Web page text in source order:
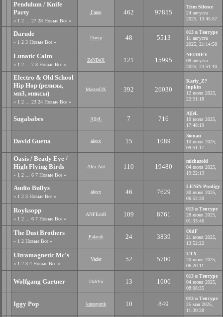
Pendulum / Knife
Party
« 1 2 27 28 Новые Все »
Ганж 462 97855
Trim Silence
24 августа
2025, 13:45:57
Darude
« 1 2 3 Новые Все »
Davip 48 5513
013 в Тентуре
11 августа
2025, 21:14:58
Lunatic Calm
« 1 2 7 8 Новые Все »
ZeNDeX 121 15995
NEOREV
08 августа
2025, 23:51:40
Electro & Old School
Hip Hop (релизы,
мп3, миксы)
« 1 2 23 24 Новые Все »
MasterDX 392 26030
Kariy_Z?
lupkin
12 июля 2025,
22:51:18
Sugababes A][eL 7 716
A][eL
10 июля 2025,
17:48:19
David Guetta alexx 15 1089
Зюпан
10 июля 2025,
09:51:17
Oasis / Beady Eye /
High Flying Birds
« 1 2 6 7 Новые Все »
Alex Ant 110 19480
michazoid
04 июля 2025,
19:22:13
Audio Bullys
« 1 2 3 Новые Все »
alexx 46 7629
LENiN Prodigy
30 июня 2025,
06:52:20
Royksopp
« 1 2 6 7 Новые Все »
ANFEcoR 109 8761
013 в Тентуре
28 июня 2025,
01:33:46
The Dust Brothers
« 1 2 Новые Все »
Palanik 24 3839
OldF
21 июня 2025,
13:52:22
Ultramagnetic Mc's
« 1 2 3 4 Новые Все »
Vader 52 5700
UTX
20 июня 2025,
06:20:11
Wolfgang Gartner DzhYn 13 1606
013 в Тентуре
04 июня 2025,
08:08:35
Iggy Pop karaspunk 10 849
013 в Тентуре
25 мая 2025,
11:30:28